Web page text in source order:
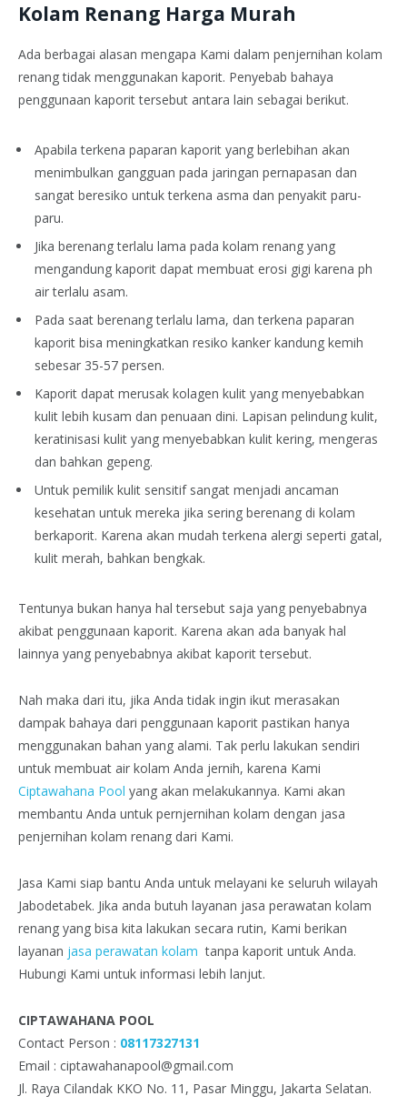
Kolam Renang Harga Murah
Ada berbagai alasan mengapa Kami dalam penjernihan kolam
renang tidak menggunakan kaporit. Penyebab bahaya
penggunaan kaporit tersebut antara lain sebagai berikut.
Apabila terkena paparan kaporit yang berlebihan akan
menimbulkan gangguan pada jaringan pernapasan dan
sangat beresiko untuk terkena asma dan penyakit paru-
paru.
Jika berenang terlalu lama pada kolam renang yang
mengandung kaporit dapat membuat erosi gigi karena ph
air terlalu asam.
Pada saat berenang terlalu lama, dan terkena paparan
kaporit bisa meningkatkan resiko kanker kandung kemih
sebesar 35-57 persen.
Kaporit dapat merusak kolagen kulit yang menyebabkan
kulit lebih kusam dan penuaan dini. Lapisan pelindung kulit,
keratinisasi kulit yang menyebabkan kulit kering, mengeras
dan bahkan gepeng.
Untuk pemilik kulit sensitif sangat menjadi ancaman
kesehatan untuk mereka jika sering berenang di kolam
berkaporit. Karena akan mudah terkena alergi seperti gatal,
kulit merah, bahkan bengkak.
Tentunya bukan hanya hal tersebut saja yang penyebabnya
akibat penggunaan kaporit. Karena akan ada banyak hal
lainnya yang penyebabnya akibat kaporit tersebut.
Nah maka dari itu, jika Anda tidak ingin ikut merasakan
dampak bahaya dari penggunaan kaporit pastikan hanya
menggunakan bahan yang alami. Tak perlu lakukan sendiri
untuk membuat air kolam Anda jernih, karena Kami
Ciptawahana Pool yang akan melakukannya. Kami akan
membantu Anda untuk pernjernihan kolam dengan jasa
penjernihan kolam renang dari Kami.
Jasa Kami siap bantu Anda untuk melayani ke seluruh wilayah
Jabodetabek. Jika anda butuh layanan jasa perawatan kolam
renang yang bisa kita lakukan secara rutin, Kami berikan
layanan jasa perawatan kolam tanpa kaporit untuk Anda.
Hubungi Kami untuk informasi lebih lanjut.
CIPTAWAHANA POOL
Contact Person : 08117327131
Email : ciptawahanapool@gmail.com
Jl. Raya Cilandak KKO No. 11, Pasar Minggu, Jakarta Selatan.